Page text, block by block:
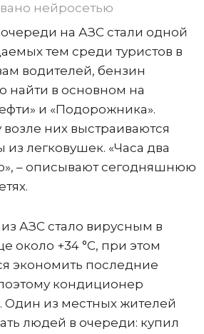
нейросетью
очереди на АЗС стали одной
тем среди туристов в
водителей, бензин
найти в основном на
и «Подорожника».
них выстраиваются
легковушек. «Часа два
– описывают сегодняшнюю
АЗС стало вирусным в
около +34 °C, при этом
экономить последние
кондиционер
Один из местных жителей
людей в очереди: купил